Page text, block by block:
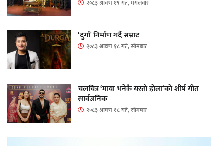
२०८३ श्रावण १९ गते, मंगलवार
‘दुर्गा’ निर्माण गर्दै सम्राट
२०८३ श्रावण १८ गते, सोमबार
चलचित्र ‘माया भनेकै यस्तो होला’को शीर्ष गीत
सार्वजनिक
२०८३ श्रावण १८ गते, सोमबार